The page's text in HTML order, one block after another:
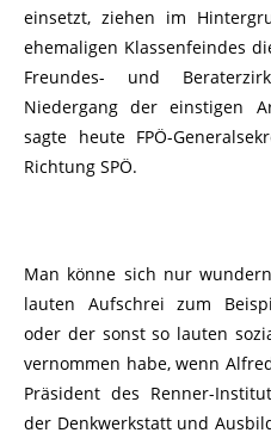
einsetzt, ziehen im
ehemaligen Klassenfeindes
Freundes- und
Niedergang der einstigen
sagte heute FPÖ-
Richtung SPÖ.
Man könne sich nur
lauten Aufschrei zum
oder der sonst so lauten
vernommen habe, wenn
Präsident des Renner-
der Denkwerkstatt und